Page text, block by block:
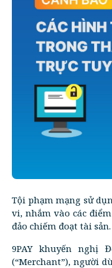
Tội phạm mạng sử
vi, nhắm vào các
đảo chiếm đoạt tài sản.
9PAY khuyến nghị
(“Merchant”), người